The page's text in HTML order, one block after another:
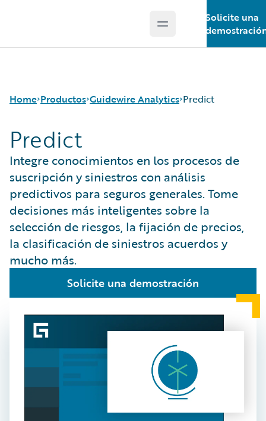
Open main menu
Solicite una
Home Productos
Productos principales
Guidewire Analytics
Guidewire Technology
Guidewire Solutions
Services
Guidewire Analytics
Canvas
Compare
Industry Intel
Cyence
Explore
HazardHub
Predict
Data Studio
Predict
Predict
Integre conocimientos en los procesos de
suscripción y siniestros con análisis
predictivos para seguros generales. Tome
decisiones más inteligentes sobre la
selección de riesgos, la fijación de precios,
la clasificación de siniestros acuerdos y
mucho más.
Solicite una demostración